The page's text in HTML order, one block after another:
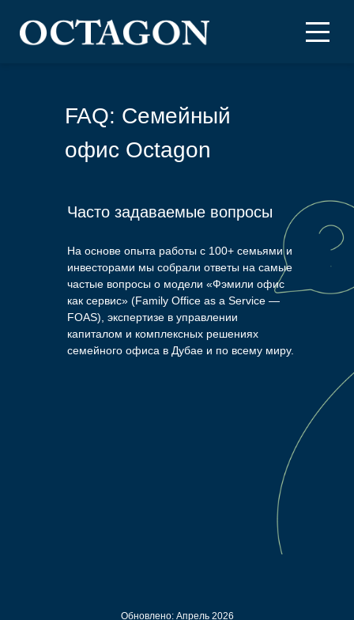
FAQ: Семейный
офис Octagon
Часто задаваемые вопросы
На основе опыта работы с 100+ семьями и
инвесторами мы собрали ответы на самые
частые вопросы о модели «Фэмили офис
как сервис» (Family Office as a Service —
FOAS), экспертизе в управлении
капиталом и комплексных решениях
семейного офиса в Дубае и по всему миру.
Обновлено: Апрель 2026